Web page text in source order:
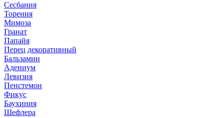
Сесбания
Торения
Мимоза
Гранат
Папайя
Перец декоративный
Бальзамин
Адениум
Левизия
Пенстемон
Фикус
Баухиния
Шефлера